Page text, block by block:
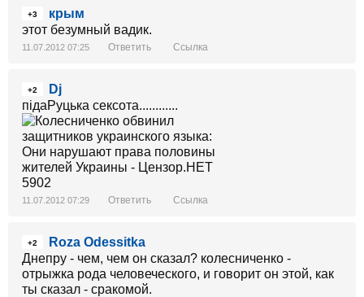
+3
крым
этот безумный вадик.
11.07.2012 07:25 Ответить Ссылка
+2
Dj
підаРуцька сексота............
11.07.2012 07:29 Ответить Ссылка
+2
Roza Odessitka
Днепру - чем, чем он сказал? колесниченко -
отрыжка рода человеческого, и говорит он этой, как
ты сказал - сракомой.